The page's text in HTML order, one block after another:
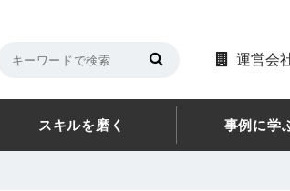
運営会
スキルを磨く 事例に学